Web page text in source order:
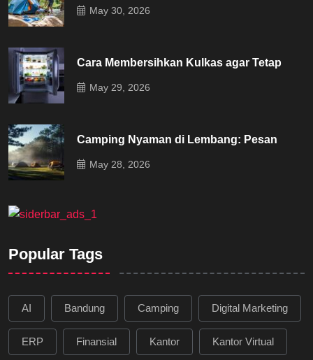
May 30, 2026
Cara Membersihkan Kulkas agar Tetap
May 29, 2026
Camping Nyaman di Lembang: Pesan
May 28, 2026
Popular Tags
AI Bandung Camping Digital Marketing
ERP Finansial Kantor Kantor Virtual